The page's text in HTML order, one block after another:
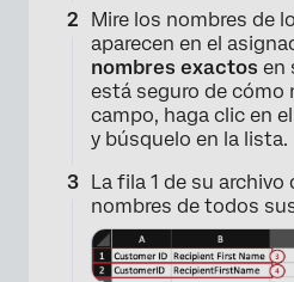
Mire los nombres de
aparecen en el
nombres exactos en
está seguro de cómo
campo, haga clic en
y búsquelo en la lista.
La fila 1 de su
nombres de todos